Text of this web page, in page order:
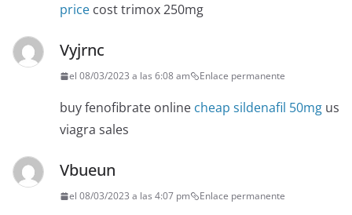
price cost trimox 250mg
Vyjrnc
el 08/03/2023 a las 6:08 am Enlace permanente
buy fenofibrate online cheap sildenafil 50mg us
viagra sales
Vbueun
el 08/03/2023 a las 4:07 pm Enlace permanente